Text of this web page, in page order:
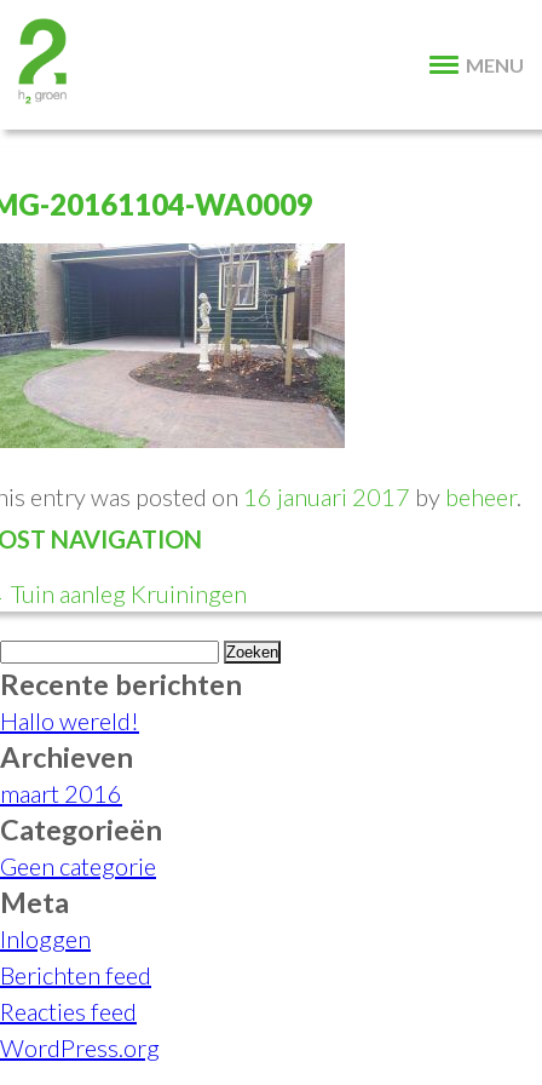
MENU
20161104-WA0009
entry was posted on 16 januari 2017 by beheer.
NAVIGATION
Tuin aanleg Kruiningen
Zoeken
naar:
Recente berichten
Hallo wereld!
Archieven
maart 2016
Categorieën
Geen categorie
Meta
Inloggen
Berichten feed
Reacties feed
WordPress.org